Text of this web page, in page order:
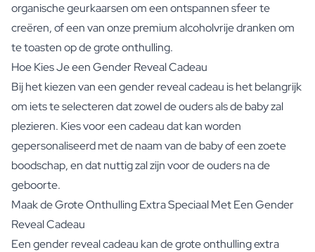
organische geurkaarsen om een ontspannen sfeer te
creëren, of een van onze premium alcoholvrije dranken om
te toasten op de grote onthulling.
Hoe Kies Je een Gender Reveal Cadeau
Bij het kiezen van een gender reveal cadeau is het belangrijk
om iets te selecteren dat zowel de ouders als de baby zal
plezieren. Kies voor een cadeau dat kan worden
gepersonaliseerd met de naam van de baby of een zoete
boodschap, en dat nuttig zal zijn voor de ouders na de
geboorte.
Maak de Grote Onthulling Extra Speciaal Met Een Gender
Reveal Cadeau
Een gender reveal cadeau kan de grote onthulling extra